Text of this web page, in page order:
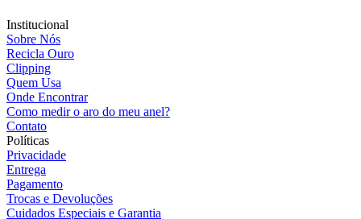
Institucional
Sobre Nós
Recicla Ouro
Clipping
Quem Usa
Onde Encontrar
Como medir o aro do meu anel?
Contato
Políticas
Privacidade
Entrega
Pagamento
Trocas e Devoluções
Cuidados Especiais e Garantia